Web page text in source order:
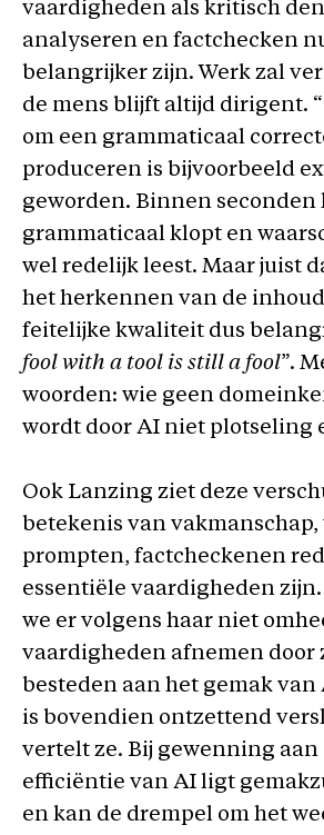
vaardigheden als kritisch
analyseren en factchecken
belangrijker zijn. Werk zal
de mens blijft altijd dirigent.
om een grammaticaal
produceren is bijvoorbeeld
geworden. Binnen seconden
grammaticaal klopt en
wel redelijk leest. Maar juist
het herkennen van de
feitelijke kwaliteit dus
fool with a tool is still a fool”.
woorden: wie geen
wordt door AI niet plotseling
Ook Lanzing ziet deze
betekenis van
prompten, factcheckenen
essentiële vaardigheden
we er volgens haar niet
vaardigheden afnemen door
besteden aan het gemak van
is bovendien ontzettend
vertelt ze. Bij gewenning aan
efficiëntie van AI ligt
en kan de drempel om het